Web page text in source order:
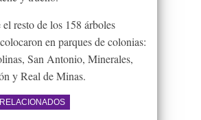
resto de los 158 árboles
en parques de colonias:
San Antonio, Minerales,
y Real de Minas.